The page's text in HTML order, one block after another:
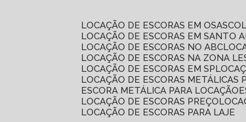
LOCAÇÃO DE ESCORAS EM OSASCO
LOCAÇÃO DE ESCORAS EM SANTO
LOCAÇÃO DE ESCORAS NO ABC
LOCAÇÃO DE ESCORAS NA ZONA
LOCAÇÃO DE ESCORAS EM SP
LOCAÇÃO DE ESCORAS METÁLICAS
ESCORA METÁLICA PARA LOCAÇÃO
LOCAÇÃO DE ESCORAS PREÇO
LOCAÇÃO DE ESCORAS PARA LAJE